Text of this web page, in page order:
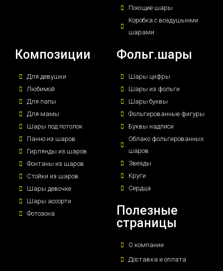
Поющие шары
Коробка с воздушынми
шарами
Композиции
Для девушки
Любимой
Для папы
Для мамы
Шары под потолок
Панно из шаров
Гирлянды из шаров
Фонтаны из шаров
Стойки из шаров
Шары девочке
Шары ассорти
Фотозона
Фольг.шары
Шары цифры
Шары из фольги
Шары буквы
Фольгированные фигуры
Буквы надписи
Облако фольгированных
шаров
Звезды
Круги
Сердца
Полезные
страницы
О компании
Доставка и оплата